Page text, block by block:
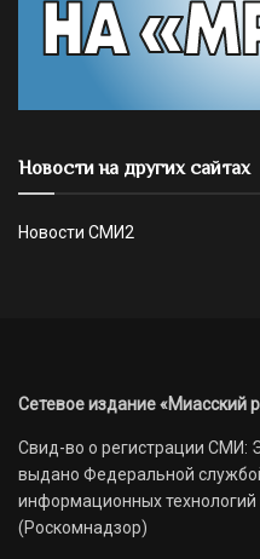
Новости на других сайтах
Новости СМИ2
Сетевое издание «Миасский
Свид-во о регистрации СМИ:
выдано Федеральной
информационных
(Роскомнадзор)